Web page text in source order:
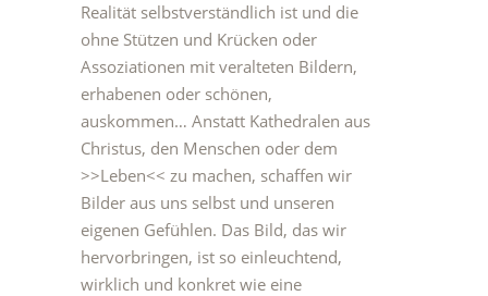
Realität selbstverständlich ist und die
ohne Stützen und Krücken oder
Assoziationen mit veralteten Bildern,
erhabenen oder schönen,
auskommen… Anstatt Kathedralen aus
Christus, den Menschen oder dem
>>Leben<< zu machen, schaffen wir
Bilder aus uns selbst und unseren
eigenen Gefühlen. Das Bild, das wir
hervorbringen, ist so einleuchtend,
wirklich und konkret wie eine